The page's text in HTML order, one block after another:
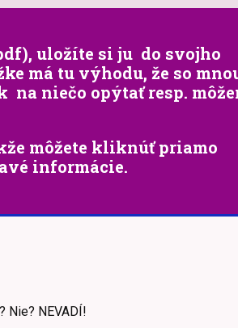
uložíte si ju do svojho
má tu výhodu, že so
na niečo opýtať resp.
môžete kliknúť priamo
informácie.
Nie? NEVADÍ!